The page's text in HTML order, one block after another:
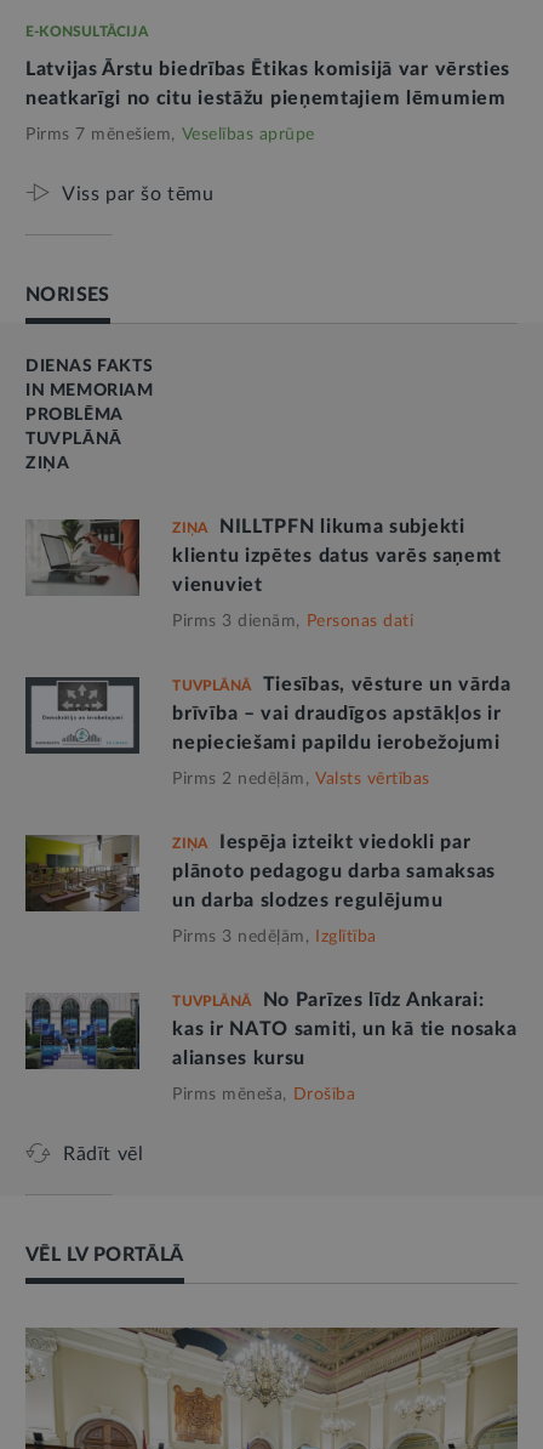
E-KONSULTĀCIJA
Latvijas Ārstu biedrības Ētikas komisijā var vērsties
neatkarīgi no citu iestāžu pieņemtajiem lēmumiem
Pirms 7 mēnešiem, Veselības aprūpe
Viss par šo tēmu
NORISES
DIENAS FAKTS
IN MEMORIAM
PROBLĒMA
TUVPLĀNĀ
ZIŅA
ZIŅA
NILLTPFN likuma subjekti
klientu izpētes datus varēs saņemt
vienuviet
Pirms 3 dienām, Personas dati
TUVPLĀNĀ
Tiesības, vēsture un vārda
brīvība – vai draudīgos apstākļos ir
nepieciešami papildu ierobežojumi
Pirms 2 nedēļām, Valsts vērtības
ZIŅA
Iespēja izteikt viedokli par
plānoto pedagogu darba samaksas
un darba slodzes regulējumu
Pirms 3 nedēļām, Izglītība
TUVPLĀNĀ
No Parīzes līdz Ankarai:
kas ir NATO samiti, un kā tie nosaka
alianses kursu
Pirms mēneša, Drošība
Rādīt vēl
VĒL LV PORTĀLĀ